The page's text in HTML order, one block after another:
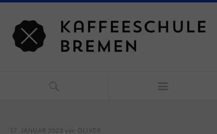
17. JANUAR 2023 von OLIVER